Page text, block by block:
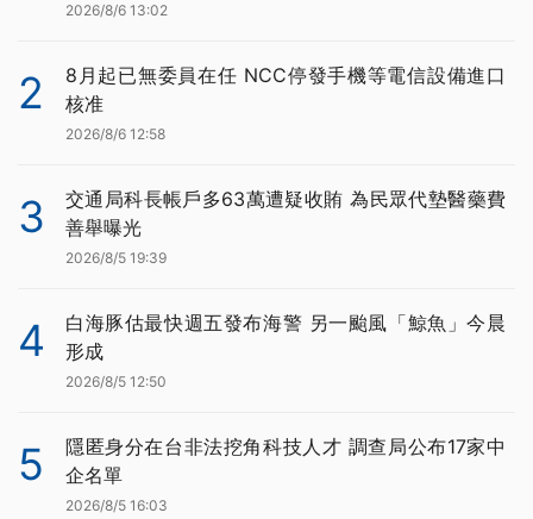
2026/8/6 13:02
2
8月起已無委員在任 NCC停發手機等電信設備進口
核准
2026/8/6 12:58
3
交通局科長帳戶多63萬遭疑收賄 為民眾代墊醫藥費
善舉曝光
2026/8/5 19:39
4
白海豚估最快週五發布海警 另一颱風「鯨魚」今晨
形成
2026/8/5 12:50
5
隱匿身分在台非法挖角科技人才 調查局公布17家中
企名單
2026/8/5 16:03